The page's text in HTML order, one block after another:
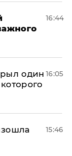
16:44
один 16:05
15:46